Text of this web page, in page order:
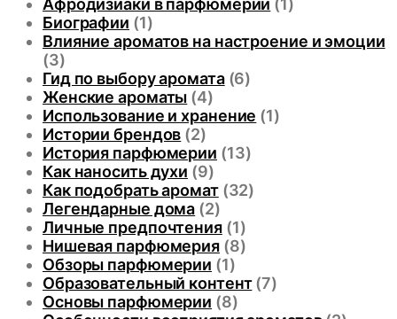
Афродизиаки в парфюмерии (1)
Биографии (1)
Влияние ароматов на настроение и эмоции
(3)
Гид по выбору аромата(6)
Женские ароматы (4)
Использование и хранение (1)
Истории брендов (2)
История парфюмерии (13)
Как наносить духи (9)
Как подобрать аромат(32)
Легендарные дома (2)
Личные предпочтения(1)
Нишевая парфюмерия(8)
Обзоры парфюмерии (1)
Образовательный контент(7)
Основы парфюмерии (8)